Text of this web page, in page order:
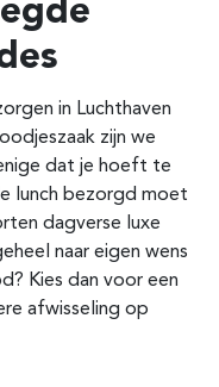
in Luchthaven
zijn we
dat je hoeft te
lunch bezorgd moet
dagverse luxe
naar eigen wens
Kies dan voor een
afwisseling op